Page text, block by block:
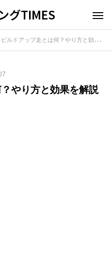
グTIMES
ビルドアップ走とは何？やり方と効果を解説
やり方と効果を解説